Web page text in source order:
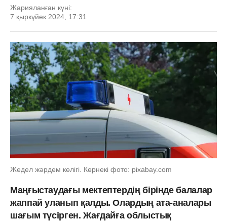
Жарияланған күні:
7 қыркүйек 2024, 17:31
Жедел жәрдем көлігі. Көрнекі фото: pixabay.com
Маңғыстаудағы мектептердің бірінде балалар
жаппай уланып қалды. Олардың ата-аналары
шағым түсірген. Жағдайға облыстық